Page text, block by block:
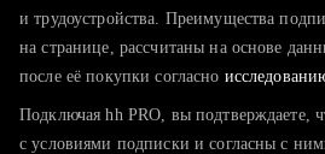
тратите много времени на
хотите сравнить себя с
и трудоустройства. Преимущества
на странице, рассчитаны на основе
после её покупки согласно
Подключая hh PRO, вы подтверждаете,
с условиями подписки и согласны с